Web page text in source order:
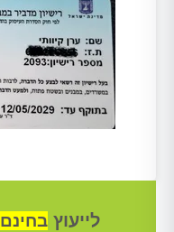
לייעוץבחינם